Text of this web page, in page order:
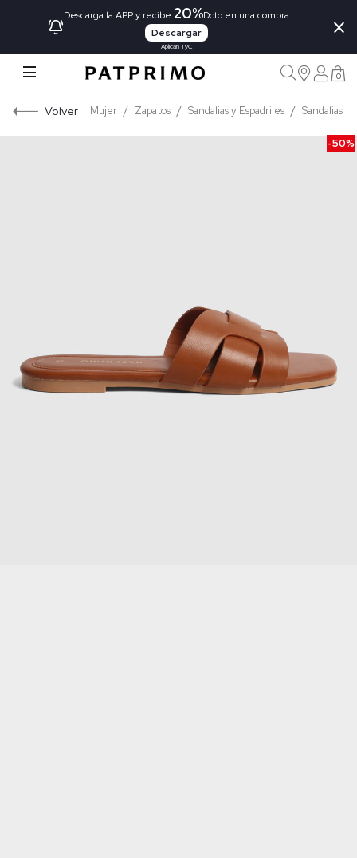
Descarga la APP y recibe 20%Dcto en una compra
Descargar
Aplican TyC
×
0
Volver Mujer Zapatos Sandalias y Espadriles Sandalias
-50%